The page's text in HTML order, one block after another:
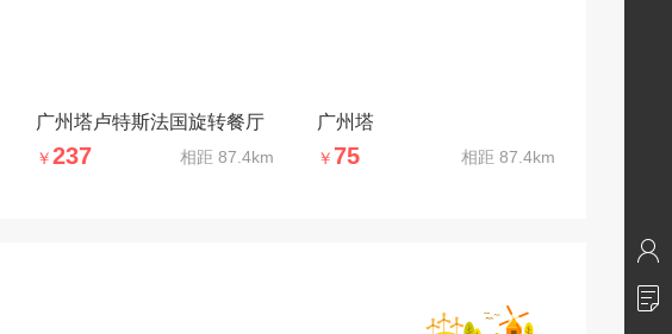
广州塔卢特斯法国旋转餐厅
￥237 相距 87.4km
广州塔
￥75 相距 87.4km